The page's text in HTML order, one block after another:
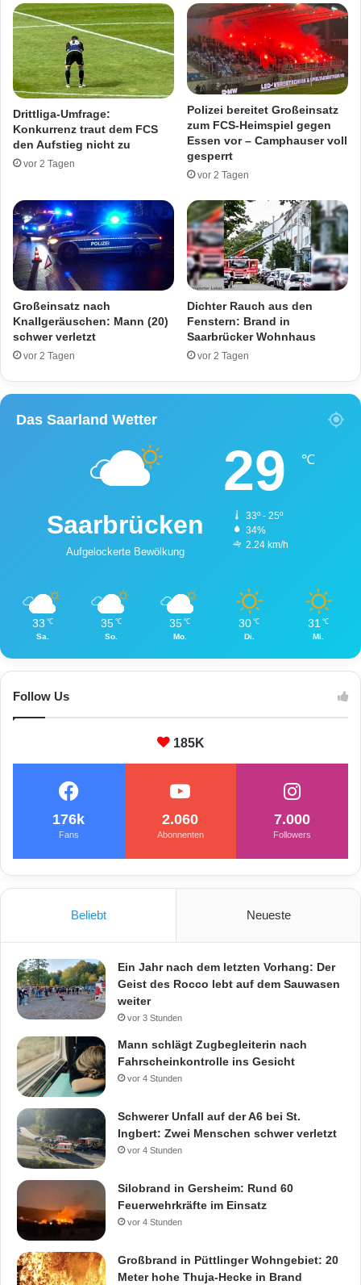
f
f
w
e
i
e
r
-
S
e
n
n
w
i
l
e
r
n
d
R
i
n
d
Drittliga-Umfrage:
Konkurrenz traut dem FCS
den Aufstieg nicht zu
vor 2 Tagen
Polizei bereitet Großeinsatz
zum FCS-Heimspiel gegen
Essen vor – Camphauser voll
gesperrt
vor 2 Tagen
Großeinsatz nach
Knallgeräuschen: Mann (20)
schwer verletzt
vor 2 Tagen
Dichter Rauch aus den
Fenstern: Brand in
Saarbrücker Wohnhaus
vor 2 Tagen
Das Saarland Wetter
Saarbrücken
Aufgelockerte Bewölkung
29 ℃
33º - 25º
34%
2.24 km/h
33 ℃
Sa.
35 ℃
So.
35 ℃
Mo.
30 ℃
Di.
31 ℃
Mi.
Follow Us
185K
176k
Fans
2.060
Abonnenten
7.000
Followers
Beliebt Neueste
Ein Jahr nach dem letzten Vorhang: Der
Geist des Rocco lebt auf dem Sauwasen
weiter
vor 3 Stunden
Mann schlägt Zugbegleiterin nach
Fahrscheinkontrolle ins Gesicht
vor 4 Stunden
Schwerer Unfall auf der A6 bei St.
Ingbert: Zwei Menschen schwer verletzt
vor 4 Stunden
Silobrand in Gersheim: Rund 60
Feuerwehrkräfte im Einsatz
vor 4 Stunden
Großbrand in Püttlinger Wohngebiet: 20
Meter hohe Thuja-Hecke in Brand